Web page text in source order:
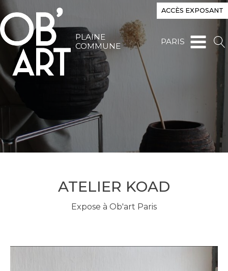
ACCÈS EXPOSANT
PLAINE
COMMUNE
PARIS
ATELIER KOAD
Expose à Ob'art Paris